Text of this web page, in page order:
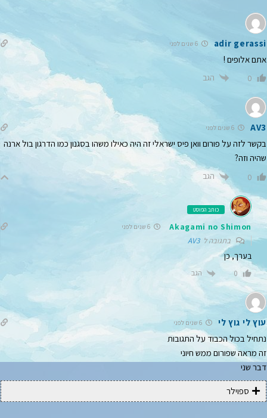
adir gerassi 6 שנים לפני
אתם אלופים !
0 הגב
AV3 6 שנים לפני
בקשר לזה על פורום וואן פיס ישראלי זה היה כאילו משהו בסגנון כמו הדרגון בול ארנה
שהיה וזה?
0 הגב
כותב הפוסט
Akagami no Shimon
AV3
בערך, כן
0 הגב
עוץ לי גוץ לי 6 שנים לפני
נתחיל בכול הכבוד על התגובות
זה מראה שפורום ממש חיוני
דבר שני
ספוילר